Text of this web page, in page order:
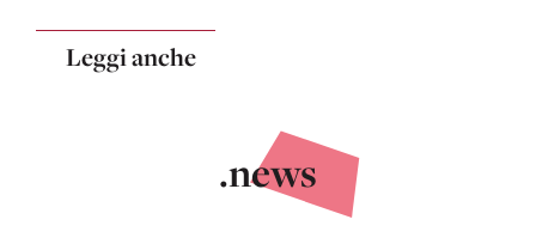
Leggi anche
.news